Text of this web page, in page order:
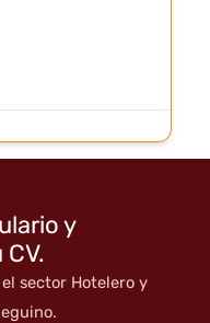
y
sector Hotelero y